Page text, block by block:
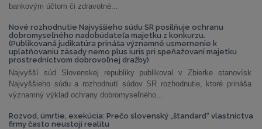
bankovým účtom či zdravotné...
Nové rozhodnutie Najvyššieho súdu SR posilňuje ochranu
dobromyseľného nadobúdateľa majetku z konkurzu.
(Publikovaná judikatúra prináša významné usmernenie k
uplatňovaniu zásady nemo plus iuris pri speňažovaní majetku
prostredníctvom dobrovoľnej dražby)
Najvyšší súd Slovenskej republiky publikoval v Zbierke stanovísk
Najvyššieho súdu a rozhodnutí súdov SR rozhodnutie, ktoré prináša
významný výklad ochrany dobromyseľného...
Rozvod, úmrtie, exekúcia: Prečo slovenský „štandard“ vlastníctva
firmy často neustojí realitu